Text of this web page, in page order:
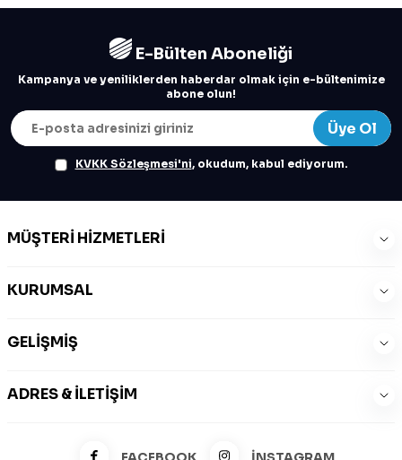
E-Bülten Aboneliği
Kampanya ve yeniliklerden haberdar olmak için e-bültenimize
abone olun!
Üye Ol
KVKK Sözleşmesi'ni, okudum, kabul ediyorum.
MÜŞTERI HIZMETLERI
KURUMSAL
GELIŞMIŞ
ADRES & İLETIŞIM